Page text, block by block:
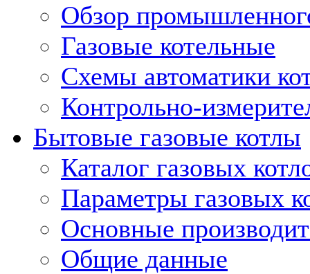
Обзор
Газовые котельные
Схемы автоматики
Контрольно-
Бытовые газовые котлы
Каталог газовых
Параметры газовых
Основные
Общие данные